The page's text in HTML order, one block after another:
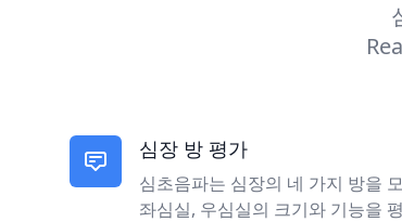
심장 방 평가
심초음파는 심장의 네 가지 방을
좌심실, 우심실의 크기와 기능을